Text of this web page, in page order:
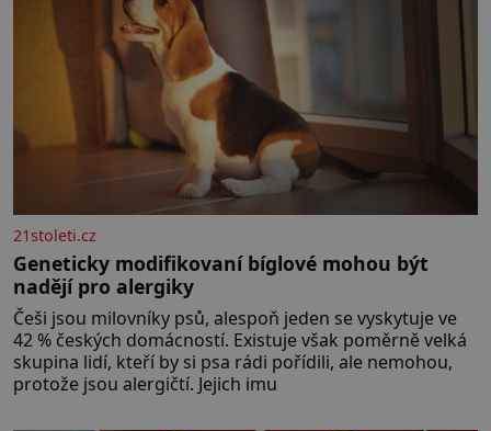
21stoleti.cz
Geneticky modifikovaní bíglové mohou být
nadějí pro alergiky
Češi jsou milovníky psů, alespoň jeden se vyskytuje ve
42 % českých domácností. Existuje však poměrně velká
skupina lidí, kteří by si psa rádi pořídili, ale nemohou,
protože jsou alergičtí. Jejich imu